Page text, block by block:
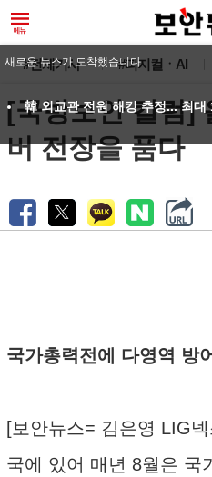
#전체기사 #피지컬ㆍAI
[국방보안 칼럼]
버 전장을 품다
국가총력전에 다영역 방
[보안뉴스= 김은영 LIG
국에 있어 매년 8월은 국
새로운 뉴스가 도착했습니다.
韓 외교관 전원 해킹 추정... 최대